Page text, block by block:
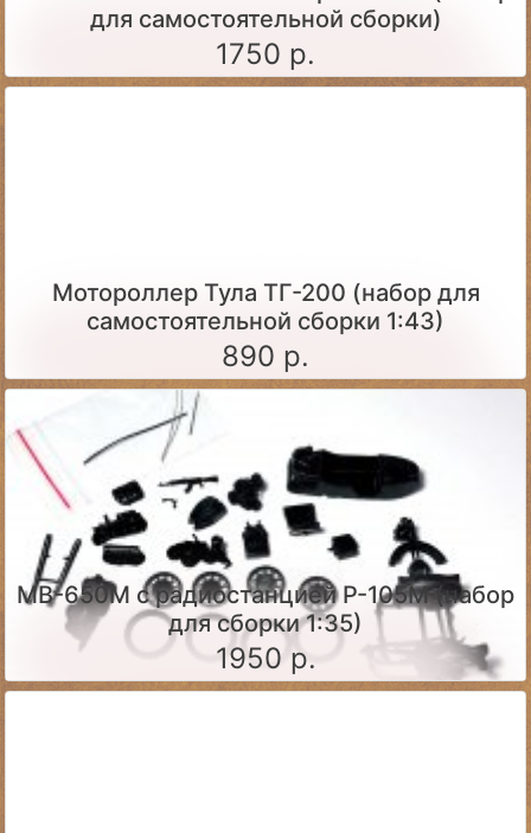
для самостоятельной сборки)
1750 р.
Мотороллер Тула ТГ-200 (набор для
самостоятельной сборки 1:43)
890 р.
МВ-650М с радиостанцией Р-105М (набор
для сборки 1:35)
1950 р.